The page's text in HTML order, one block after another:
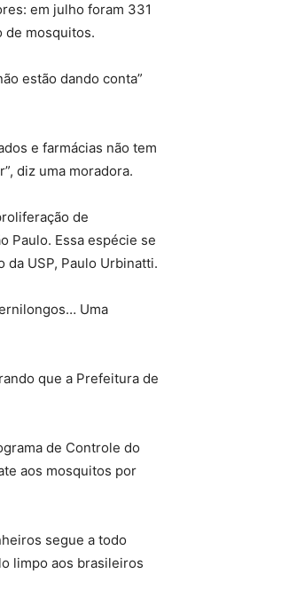
em julho foram 331
de mosquitos.
estão dando conta”
e farmácias não tem
diz uma moradora.
de
Paulo. Essa espécie se
USP, Paulo Urbinatti.
Uma
que a Prefeitura de
de Controle do
aos mosquitos por
segue a todo
limpo aos brasileiros